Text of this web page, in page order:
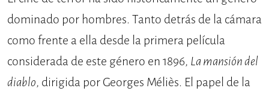
dominado por hombres. Tanto detrás de la cámara
como frente a ella desde la primera película
considerada de este género en 1896, La mansión del
diablo, dirigida por Georges Méliès. El papel de la